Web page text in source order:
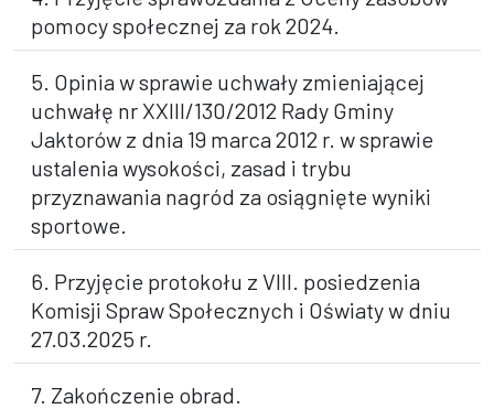
pomocy społecznej za rok 2024.
5. Opinia w sprawie uchwały zmieniającej
uchwałę nr XXIII/130/2012 Rady Gminy
Jaktorów z dnia 19 marca 2012 r. w sprawie
ustalenia wysokości, zasad i trybu
przyznawania nagród za osiągnięte wyniki
sportowe.
6. Przyjęcie protokołu z VIII. posiedzenia
Komisji Spraw Społecznych i Oświaty w dniu
27.03.2025 r.
7. Zakończenie obrad.